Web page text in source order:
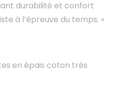
durabilité et confort
à l’épreuve du temps. »
en épais coton très